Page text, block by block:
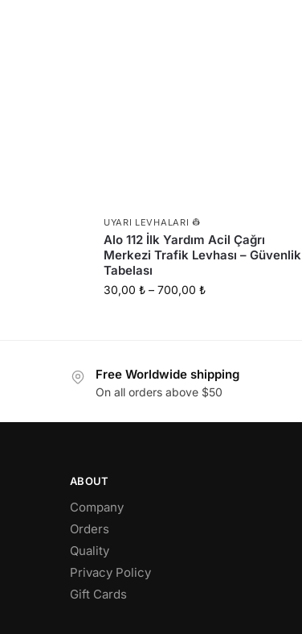
UYARI LEVHALARI 👷
Alo 112 İlk Yardım Acil Çağrı
Merkezi Trafik Levhası – Güvenlik
Tabelası
30,00 ₺ – 700,00 ₺
Free Worldwide shipping
On all orders above $50
ABOUT
Company
Orders
Quality
Privacy Policy
Gift Cards